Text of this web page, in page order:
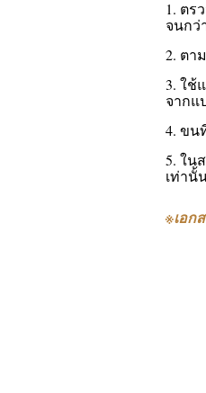
1. ตร
จนกว่
2. ตา
3. ใช้
จากแ
4. ขน
5. ใน
เท่านั้
※เอก